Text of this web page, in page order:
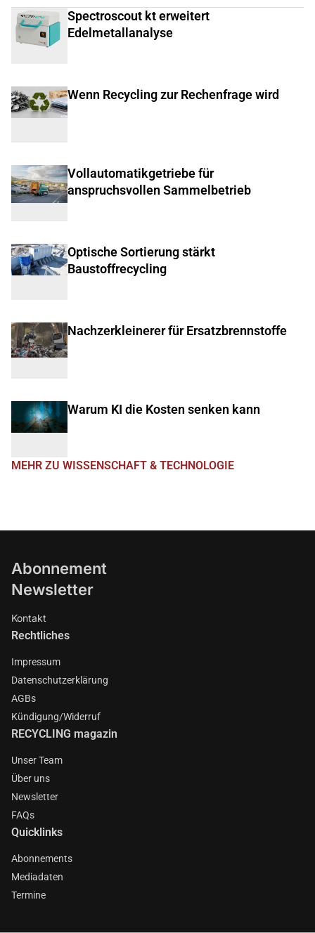
Spectroscout kt erweitert
Edelmetallanalyse
Wenn Recycling zur Rechenfrage wird
Vollautomatikgetriebe für
anspruchsvollen Sammelbetrieb
Optische Sortierung stärkt
Baustoffrecycling
Nachzerkleinerer für Ersatzbrennstoffe
Warum KI die Kosten senken kann
MEHR ZU WISSENSCHAFT & TECHNOLOGIE
Abonnement
Newsletter
Kontakt
Rechtliches
Impressum
Datenschutzerklärung
AGBs
Kündigung/Widerruf
RECYCLING magazin
Unser Team
Über uns
Newsletter
FAQs
Quicklinks
Abonnements
Mediadaten
Termine